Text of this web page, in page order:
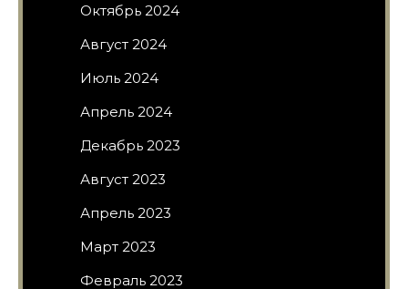
Октябрь 2024
Август 2024
Июль 2024
Апрель 2024
Декабрь 2023
Август 2023
Апрель 2023
Март 2023
Февраль 2023